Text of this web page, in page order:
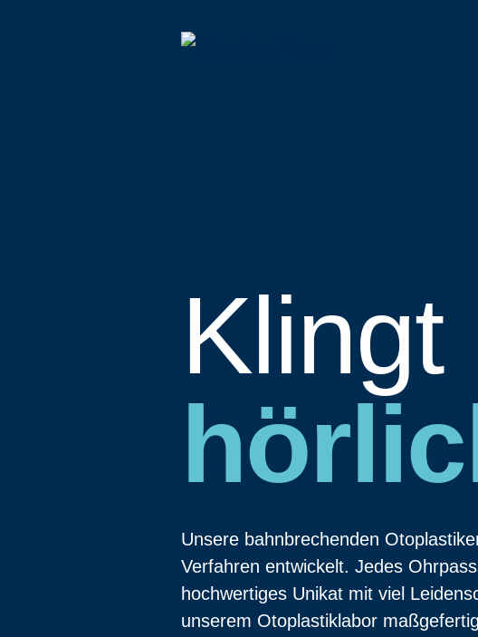
Klingt
Unsere bahnbrechenden
Verfahren entwickelt. Jedes
hochwertiges Unikat mit viel
unserem Otoplastiklabor